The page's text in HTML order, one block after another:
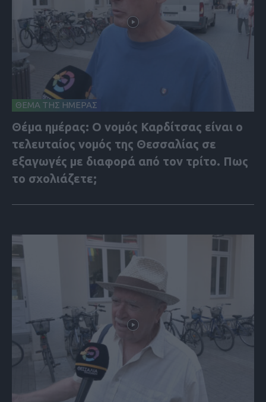
ΘΕΜΑ ΤΗΣ ΗΜΕΡΑΣ
Θέμα ημέρας: Ο νομός Καρδίτσας είναι ο
τελευταίος νομός της Θεσσαλίας σε
εξαγωγές με διαφορά από τον τρίτο. Πως
το σχολιάζετε;